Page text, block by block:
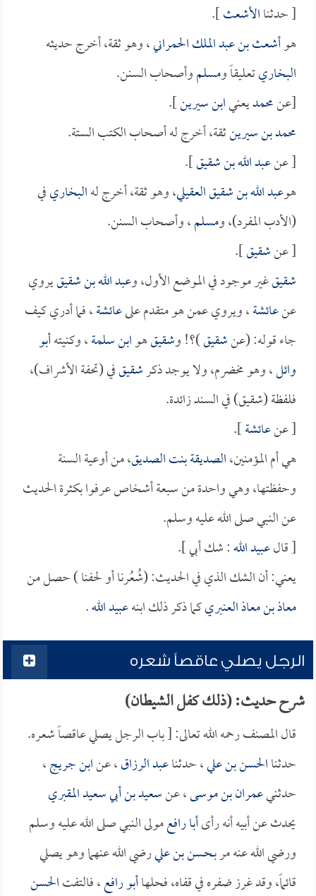
[ حدثناالأشعث].
هوأشعث بن عبد الملك الحمراني، وهو ثقة، أخرج حديثه
البخاريتعليقاً ومسلموأصحاب السنن.
[عنمحمديعنيابن سيرين].
محمد بن سيرينثقة، أخرج له أصحاب الكتب الستة.
[ عنعبد الله بن شقيق].
هوعبد الله بن شقيق العقيلي، وهو ثقة، أخرج لهالبخاريفي
(الأدب المفرد)، ومسلم، وأصحاب السنن.
[ عنشقيق].
شقيقغير موجود في الموضع الأول، وعبد الله بن شقيقيروي
عنعائشة، ويروي عمن هو متقدم علىعائشة، فما أدري كيف
جاء قوله: (عنشقيق)؟! وشقيقهوابن سلمة، وكنيتهأبو
وائل، وهو مخضرم، ولا يوجد ذكرشقيقفي (تحفة الأشراف)،
فلفظة (شقيق) في السند زائدة.
[ عنعائشة].
هي أم المؤمنين،الصديقة بنت الصديق، من أوعية السنة
وحفظتها، وهي واحدة من سبعة أشخاص عرفوا بكثرة الحديث
عن النبي صلى الله عليه وسلم.
[ قالعبيد الله: شك أبي ].
يعني: أن الشك الذي في الحديث: (شُعُرنا أو لحفنا ) حصل من
معاذ بن معاذ العنبريكما ذكر ذلك ابنهعبيد الله.
الرجل يصلي عاقصاً شعره
شرح حديث: (ذلك كفل الشيطان)
قال المصنف رحمه الله تعالى: [ باب الرجل يصلي عاقصاً شعره.
حدثناالحسن بن علي، حدثناعبد الرزاق، عنابن جريج،
حدثنيعمران بن موسى، عنسعيد بن أبي سعيد المقبري
يحدث عن أبيه أنه رأىأبا رافعمولى النبي صلى الله عليه وسلم
ورضي الله عنه مر بـحسن بن عليرضي الله عنهما وهو يصلي
قائماً، وقد غرز ضفره في قفاه، فحلهاأبو رافع، فالتفتالحسن